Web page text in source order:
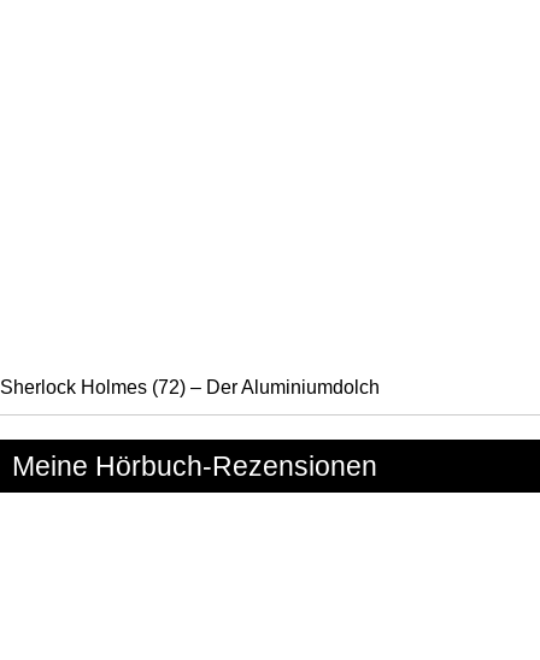
Sherlock Holmes (72) – Der Aluminiumdolch
Meine Hörbuch-Rezensionen